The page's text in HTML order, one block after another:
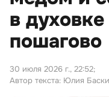
в
пошагово
30 июля 2026 г., 22:52;
Автор текста: Юлия